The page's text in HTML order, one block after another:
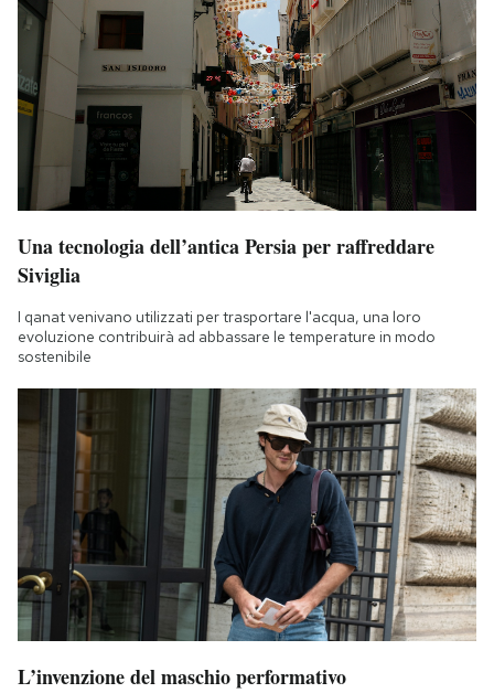
Una tecnologia dell’antica Persia per raffreddare
Siviglia
I qanat venivano utilizzati per trasportare l'acqua, una loro
evoluzione contribuirà ad abbassare le temperature in modo
sostenibile
L’invenzione del maschio performativo